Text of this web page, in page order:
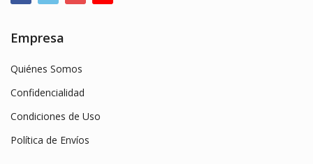
Empresa
Quiénes Somos
Confidencialidad
Condiciones de Uso
Política de Envíos